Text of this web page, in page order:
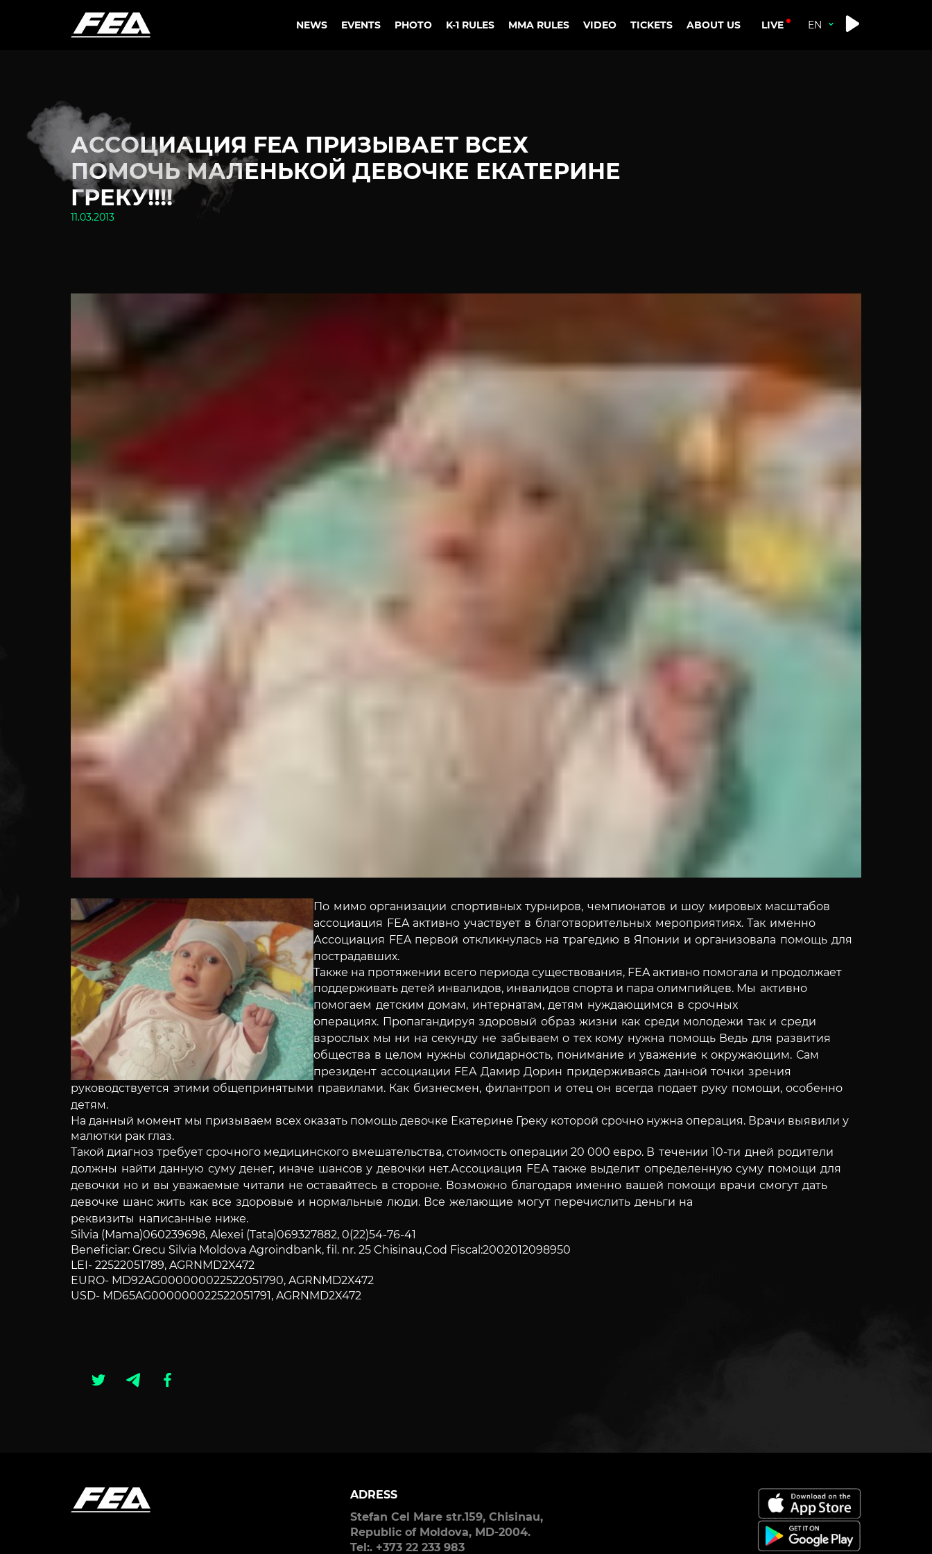
NEWS EVENTS PHOTO K-1 RULES MMA RULES VIDEO TICKETS ABOUT US LIVE
АССОЦИАЦИЯ FEA ПРИЗЫВАЕТ ВСЕХ
ПОМОЧЬ МАЛЕНЬКОЙ ДЕВОЧКЕ ЕКАТЕРИНЕ
ГРЕКУ!!!!
11.03.2013
По мимо организации спортивных турниров, чемпионатов и шоу мировых масштабов
ассоциация FEA активно участвует в благотворительных мероприятиях.Так именно
Ассоциация FEA первой откликнулась на трагедию в Японии и организовала помощь для
пострадавших.
Также на протяжении всего периода существования, FEA активно помогала и продолжает
поддерживать детей инвалидов, инвалидов спорта и пара олимпийцев. Мы активно
помогаем детским домам, интернатам, детям нуждающимся в срочных
операциях. Пропагандируя здоровый образ жизни как среди молодежи так и среди
взрослых мы ни на секунду не забываем о тех кому нужна помощь Ведь для развития
общества в целом нужны солидарность, понимание и уважение к окружающим. Сам
президент ассоциации FEA Дамир Дорин придерживаясь данной точки зрения
руководствуется этими общепринятыми правилами. Как бизнесмен, филантроп и отец он всегда подает руку помощи, особенно
детям.
На данный момент мы призываем всех оказать помощь девочке Екатерине Греку которой срочно нужна операция. Врачи выявили у
малютки рак глаз.
Такой диагноз требует срочного медицинского вмешательства, стоимость операции 20 000 евро. В течении 10-ти дней родители
должны найти данную суму денег, иначе шансов у девочки нет.Ассоциация FEA также выделит определенную суму помощи для
девочки но и вы уважаемые читали не оставайтесь в стороне. Возможно благодаря именно вашей помощи врачи смогут дать
девочке шанс жить как все здоровые и нормальные люди. Все желающие могут перечислить деньги на
реквизиты написанные ниже.
Silvia (Mama)060239698, Alexei (Tata)069327882, 0(22)54-76-41
Beneficiar: Grecu Silvia Moldova Agroindbank, fil. nr. 25 Chisinau,Cod Fiscal:2002012098950
LEI- 22522051789, AGRNMD2X472
EURO- MD92AG000000022522051790, AGRNMD2X472
USD- MD65AG000000022522051791, AGRNMD2X472
ADRESS
Stefan Cel Mare str.159, Chisinau,
Republic of Moldova, MD-2004.
Tel:. +373 22 233 983